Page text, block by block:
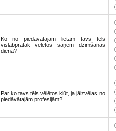
Ko no piedāvātajām lietām tavs tēls
vislabprātāk vēlētos saņem dzimšanas
dienā?
Par ko tavs tēls vēlētos kļūt, ja jāizvēlas no
piedāvātajām profesijām?